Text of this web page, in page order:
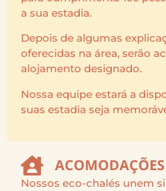
a sua estadia.
Depois de algumas
oferecidas na área, serão
alojamento designado.
Nossa equipe estará a
suas estadia seja
ACOMODAÇÕES
Nossos eco-chalés unem